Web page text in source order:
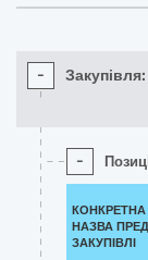
- Закупівля:
-
КОНКРЕТНА
НАЗВА
ЗАКУПІВЛІ